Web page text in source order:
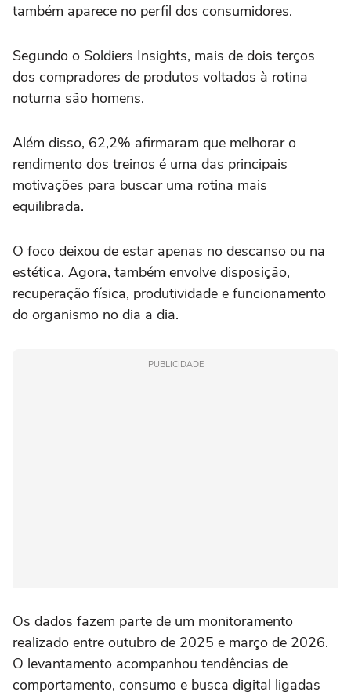
também aparece no perfil dos consumidores.
Segundo o Soldiers Insights, mais de dois terços
dos compradores de produtos voltados à rotina
noturna são homens.
Além disso, 62,2% afirmaram que melhorar o
rendimento dos treinos é uma das principais
motivações para buscar uma rotina mais
equilibrada.
O foco deixou de estar apenas no descanso ou na
estética. Agora, também envolve disposição,
recuperação física, produtividade e funcionamento
do organismo no dia a dia.
PUBLICIDADE
Os dados fazem parte de um monitoramento
realizado entre outubro de 2025 e março de 2026.
O levantamento acompanhou tendências de
comportamento, consumo e busca digital ligadas